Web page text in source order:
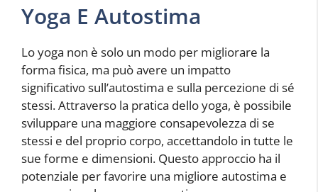
Yoga E Autostima
Lo yoga non è solo un modo per migliorare la
forma fisica, ma può avere un impatto
significativo sull’autostima e sulla percezione di sé
stessi. Attraverso la pratica dello yoga, è possibile
sviluppare una maggiore consapevolezza di se
stessi e del proprio corpo, accettandolo in tutte le
sue forme e dimensioni. Questo approccio ha il
potenziale per favorire una migliore autostima e